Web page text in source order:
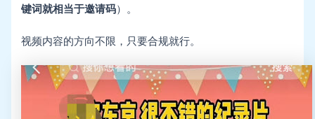
键词就相当于邀请码）。
视频内容的方向不限，只要合规就行。